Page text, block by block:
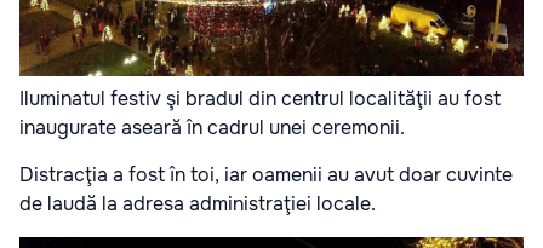
Iluminatul festiv şi bradul din centrul localităţii au fost
inaugurate aseară în cadrul unei ceremonii.
Distracţia a fost în toi, iar oamenii au avut doar cuvinte
de laudă la adresa administraţiei locale.